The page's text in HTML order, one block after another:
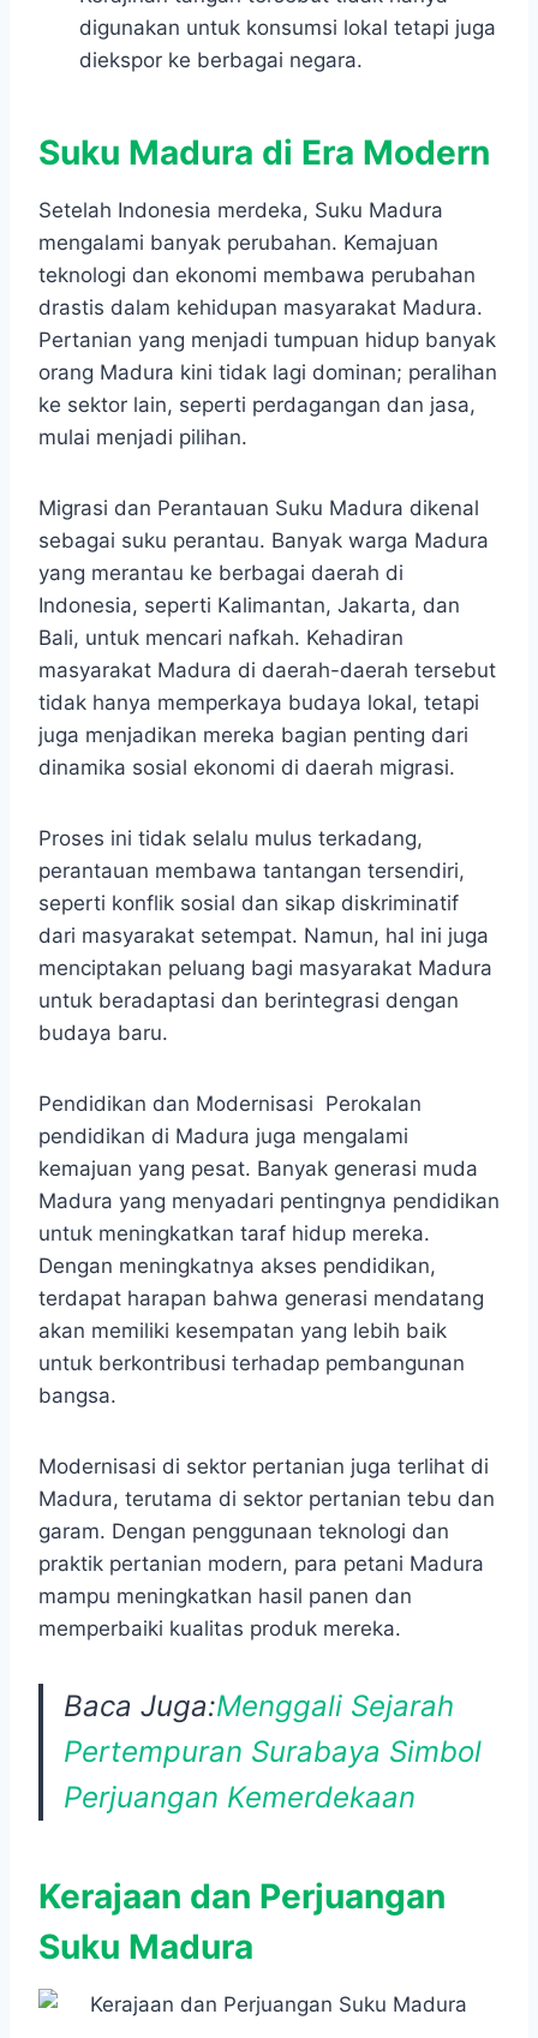
digunakan untuk konsumsi lokal tetapi juga
diekspor ke berbagai negara.
Suku Madura di Era Modern
Setelah Indonesia merdeka, Suku Madura
mengalami banyak perubahan. Kemajuan
teknologi dan ekonomi membawa perubahan
drastis dalam kehidupan masyarakat Madura.
Pertanian yang menjadi tumpuan hidup banyak
orang Madura kini tidak lagi dominan; peralihan
ke sektor lain, seperti perdagangan dan jasa,
mulai menjadi pilihan.
Migrasi dan Perantauan Suku Madura dikenal
sebagai suku perantau. Banyak warga Madura
yang merantau ke berbagai daerah di
Indonesia, seperti Kalimantan, Jakarta, dan
Bali, untuk mencari nafkah. Kehadiran
masyarakat Madura di daerah-daerah tersebut
tidak hanya memperkaya budaya lokal, tetapi
juga menjadikan mereka bagian penting dari
dinamika sosial ekonomi di daerah migrasi.
Proses ini tidak selalu mulus terkadang,
perantauan membawa tantangan tersendiri,
seperti konflik sosial dan sikap diskriminatif
dari masyarakat setempat. Namun, hal ini juga
menciptakan peluang bagi masyarakat Madura
untuk beradaptasi dan berintegrasi dengan
budaya baru.
Pendidikan dan Modernisasi Perokalan
pendidikan di Madura juga mengalami
kemajuan yang pesat. Banyak generasi muda
Madura yang menyadari pentingnya pendidikan
untuk meningkatkan taraf hidup mereka.
Dengan meningkatnya akses pendidikan,
terdapat harapan bahwa generasi mendatang
akan memiliki kesempatan yang lebih baik
untuk berkontribusi terhadap pembangunan
bangsa.
Modernisasi di sektor pertanian juga terlihat di
Madura, terutama di sektor pertanian tebu dan
garam. Dengan penggunaan teknologi dan
praktik pertanian modern, para petani Madura
mampu meningkatkan hasil panen dan
memperbaiki kualitas produk mereka.
Baca Juga:Menggali Sejarah
Pertempuran Surabaya Simbol
Perjuangan Kemerdekaan
Kerajaan dan Perjuangan
Suku Madura